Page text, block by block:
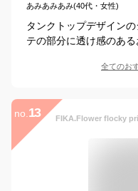
あみあみあみ(40代・女性)
タンクトップデザイン
テの部分に透け感のあ
全てのお
no. 13